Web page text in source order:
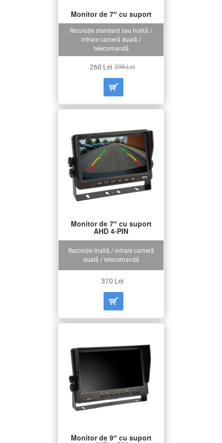
Rezoluție standard sau înaltă /
intrare cameră duală /
telecomandă
Monitor de 7″ cu suport
260 Lei 295 Lei
Rezoluție înaltă / intrare cameră
duală / telecomandă
Monitor de 7″ cu suport
AHD 4-PIN
370 Lei
Monitor de 9″ cu suport